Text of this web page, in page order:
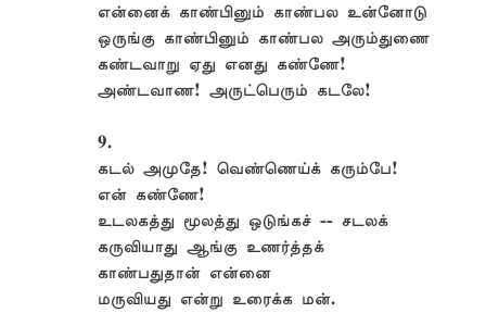
என்னைக் காண்பினும் காண்பல உன்னோடு
ஒருங்கு காண்பினும் காண்பல அரும்துணை
கண்டவாறு ஏது எனது கண்ணே!
அண்டவாண! அருட்பெரும் கடலே!
9.
கடல் அமுதே! வெண்ணெய்க் கரும்பே!
என் கண்ணே!
உடலகத்து மூலத்து ஒடுங்கச் -- சடலக்
கருவியாது ஆங்கு உணர்த்தக்
காண்பதுதான் என்னை
மருவியது என்று உரைக்க மன்.